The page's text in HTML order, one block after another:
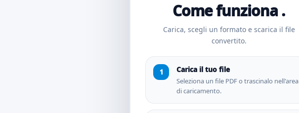
Come funziona .
Carica, scegli un formato e scarica il file
convertito.
Carica il tuo file
Seleziona un file PDF o trascinalo nell'area
di caricamento.